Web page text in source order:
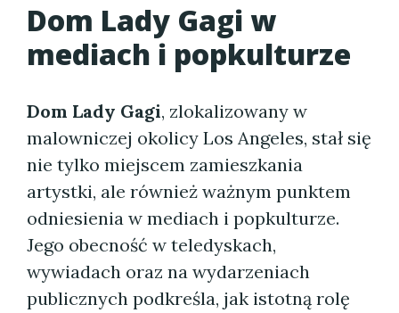
Dom Lady Gagi w
mediach i popkulturze
Dom Lady Gagi, zlokalizowany w
malowniczej okolicy Los Angeles, stał się
nie tylko miejscem zamieszkania
artystki, ale również ważnym punktem
odniesienia w mediach i popkulturze.
Jego obecność w teledyskach,
wywiadach oraz na wydarzeniach
publicznych podkreśla, jak istotną rolę